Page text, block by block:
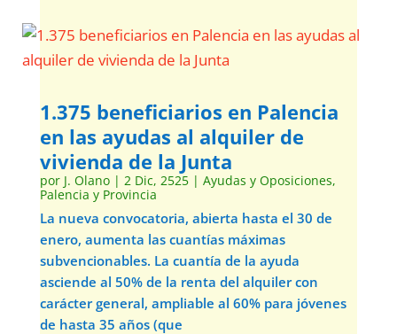
1.375 beneficiarios en Palencia
en las ayudas al alquiler de
vivienda de la Junta
por J. Olano| 2 Dic, 2525| Ayudas y Oposiciones,
Palencia y Provincia
La nueva convocatoria, abierta hasta el 30 de
enero, aumenta las cuantías máximas
subvencionables. La cuantía de la ayuda
asciende al 50% de la renta del alquiler con
carácter general, ampliable al 60% para jóvenes
de hasta 35 años (que